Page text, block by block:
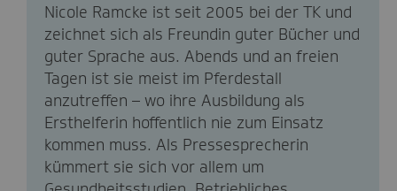
Nicole Ramcke ist seit 2005 bei der TK und
zeichnet sich als Freundin guter Bücher und
guter Sprache aus. Abends und an freien
Tagen ist sie meist im Pferdestall
anzutreffen – wo ihre Ausbildung als
Ersthelferin hoffentlich nie zum Einsatz
kommen muss. Als Pressesprecherin
kümmert sie sich vor allem um